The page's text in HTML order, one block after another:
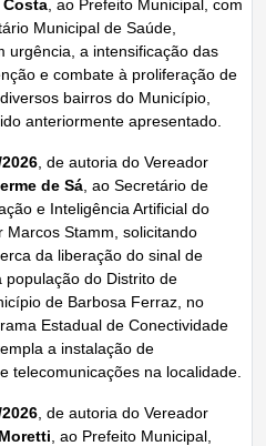
Costa , ao Prefeito Municipal, com
Municipal de Saúde,
urgência, a intensificação das
e combate à proliferação de
bairros do Município,
anteriormente apresentado.
, de autoria do Vereador
de Sá , ao Secretário de
e Inteligência Artificial do
Marcos Stamm, solicitando
da liberação do sinal de
população do Distrito de
de Barbosa Ferraz, no
Estadual de Conectividade
a instalação de
telecomunicações na localidade.
, de autoria do Vereador
, ao Prefeito Municipal,